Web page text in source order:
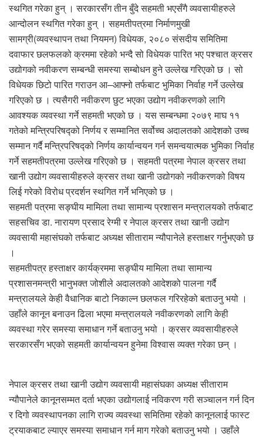
स्थगित गरेका हुन् । सरकारसँग तीन बुँदे सहमती भएसँगै व्यवसायीहरुले
आन्दोलन स्थगित गरेका हुन् । सहमतीपत्रमा निर्माणमुखी
सामग्री(व्यवस्थापन तथा नियमन) विधेयक, २०८० संसदीय समितिमा
दवाफार छलफलको क्रममा रहेको भन्दै सो विधेयक पारित भए पश्चात क्रसर
उद्योगको नवीकरण सम्बन्धी समस्या सम्बोधन हुने उल्लेख गरिएको छ । सो
विधेयक छिटो पारित गराउन आ–आफ्नो तर्फबाट भुमिका निर्वाह गर्ने उल्लेख
गरिएको छ । त्यसैगरी नवीकरण छुट भएका उद्योग नवीकरणको लागि
आवश्यक व्यवस्था गर्ने सहमती भएको छ । यस सम्बन्धमा २०७९ माघ ११
गतेको मन्त्रिपरिषद्को निर्णय र सम्मानित सर्वोच्च अदालतको आदेशको उच्च
सम्मान गर्दै मन्त्रिपरिषद्को निर्णय कार्यान्वयन गर्न समन्वयात्मक भुमिका निर्वाह
गर्ने सहमतीपत्रमा उल्लेख गरिएको छ । सहमती पत्रमा नेपाल क्रसर तथा
खानी उद्योग व्यवसायीहरुले क्रसर तथा खानी उद्योगको नवीकरणको विषय
लिई गरेको विरोध प्रदर्शन स्थगित गर्ने भनिएको छ ।
सहमती पत्रमा सङ्घीय मामिला तथा सामान्य प्रशासन मन्त्रालयको तर्फबाट
सहसचिव डा. नारायण प्रसाद रेग्मी र नेपाल क्रसर तथा खानी उद्योग
व्यवसायी महासंघको तर्फबाट अध्यक्ष सीताराम न्यौपानेले हस्ताक्षर गर्नुभएको छ
।
सहमतीपत्र हस्ताक्षर कार्यक्रममा सङ्घीय मामिला तथा सामान्य
प्रशासनमन्त्री भानुभक्त जोशीले अदालतको आदेशको पालना गर्दै
मन्त्रालयले केही वैधानिक बाटो निकाल्न छलफल गरिरहेको बताउनु भयो ।
उहाँले कानून बनाउन ढिला भएमा मन्त्रालयले नवीकरणको लागि केही
व्यवस्था गरेर समस्या समाधान गर्ने बताउनु भयो । क्रसर व्यवसायीहरुले
सरकारसँग भएको सहमती कार्यान्वयन हुनेमा विश्वास व्यक्त गरेका छन् ।
नेपाल क्रसर तथा खानी उद्योग व्यवसायी महासंघका अध्यक्ष सीताराम
न्यौपानेले कानूनसम्मत दर्ता भएका उद्योगलाई नविकरण गरी सञ्चालन गर्न दिन
र दिगो व्यवस्थापनका लागि राज्य व्यवस्था समितिमा रहेको कानूनलाई फास्ट
ट्रयाकबाट ल्याएर समस्या समाधान गर्न माग गरेको बताउनु भयो । उहाँले